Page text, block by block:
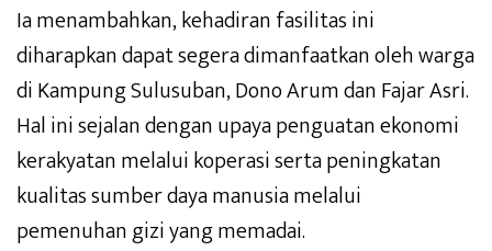
Ia menambahkan, kehadiran fasilitas ini
diharapkan dapat segera dimanfaatkan oleh warga
di Kampung Sulusuban, Dono Arum dan Fajar Asri.
Hal ini sejalan dengan upaya penguatan ekonomi
kerakyatan melalui koperasi serta peningkatan
kualitas sumber daya manusia melalui
pemenuhan gizi yang memadai.